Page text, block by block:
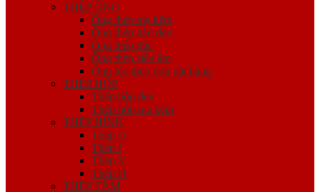
THÉP ỐNG
Ống thép mạ kẽm
Ống thép hàn đen
Ống thép đúc
Ống thép siêu âm
Ống lốc theo đơn đặt hàng
THÉP HỘP
Thép hộp đen
Thép hộp mạ kẽm
THÉP HÌNH
Thép U
Thép I
Thép V
Thép H
THÉP TẤM